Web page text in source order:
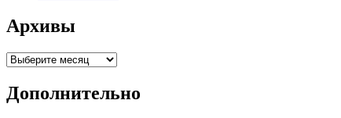
Архивы
Архивы
Дополнительно